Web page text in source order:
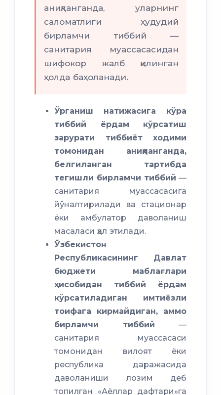
аниқланганда, уларнинг
саломатлиги ҳудудий
бирламчи тиббий —
санитария муассасасидан
шифокор жалб қилинган
ҳолда баҳоланади.
Ўрганиш натижасига кўра
тиббий ёрдам кўрсатиш
зарурати тиббиёт ходими
томонидан аниқланганда,
белгиланган тартибда
тегишли бирламчи тиббий —
санитария муассасасига
йўналтирилади ва стационар
ёки амбулатор даволаниш
масаласи ҳал этилади.
Ўзбекистон
Республикасининг Давлат
бюджети маблағлари
ҳисобидан тиббий ёрдам
кўрсатиладиган имтиёзли
тоифага кирмайдиган, аммо
бирламчи тиббий —
санитария муассасаси
томонидан вилоят ёки
республика даражасида
даволаниши лозим деб
топилган «Аёллар дафтари»га